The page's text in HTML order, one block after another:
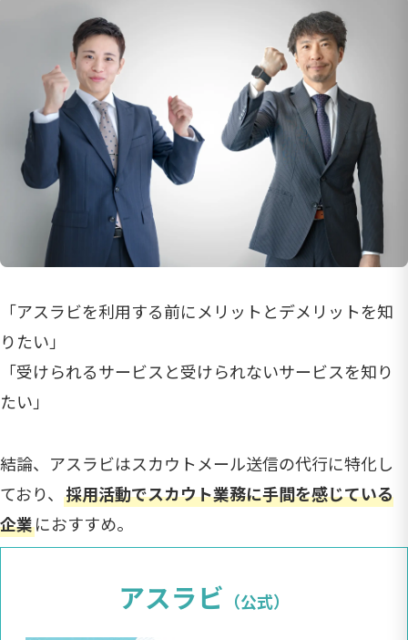
「アスラビを利用する前にメリットとデメリットを知
りたい」
「受けられるサービスと受けられないサービスを知り
たい」
結論、アスラビはスカウトメール送信の代行に特化し
ており、 採用活動でスカウト業務に手間を感じている
企業におすすめ。
アスラビ （公式）